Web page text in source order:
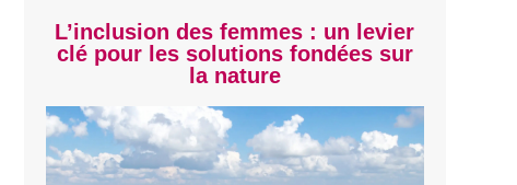
L’inclusion des femmes : un levier
clé pour les solutions fondées sur
la nature